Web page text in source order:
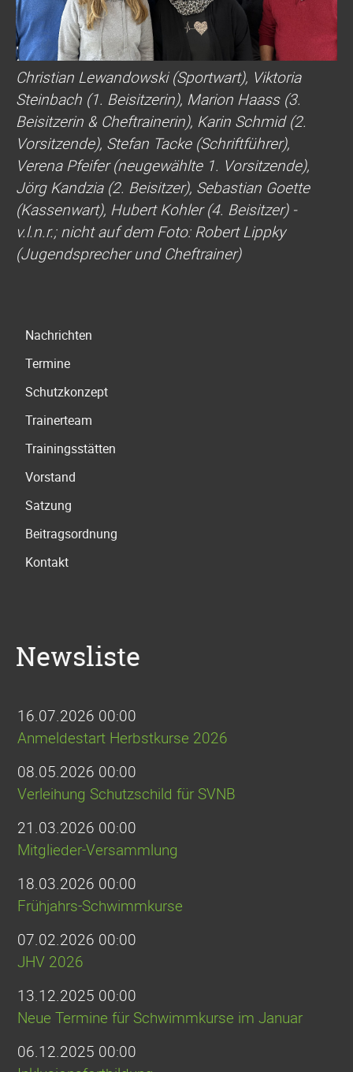
Christian Lewandowski (Sportwart), Viktoria
Steinbach (1. Beisitzerin), Marion Haass (3.
Beisitzerin & Cheftrainerin), Karin Schmid (2.
Vorsitzende), Stefan Tacke (Schriftführer),
Verena Pfeifer (neugewählte 1. Vorsitzende),
Jörg Kandzia (2. Beisitzer), Sebastian Goette
(Kassenwart), Hubert Kohler (4. Beisitzer) -
v.l.n.r.; nicht auf dem Foto: Robert Lippky
(Jugendsprecher und Cheftrainer)
überspringen
Nachrichten
Termine
Schutzkonzept
Trainerteam
Trainingsstätten
Vorstand
Satzung
Beitragsordnung
Kontakt
Newsliste
16.07.2026 00:00
Anmeldestart Herbstkurse 2026
08.05.2026 00:00
Verleihung Schutzschild für SVNB
21.03.2026 00:00
Mitglieder-Versammlung
18.03.2026 00:00
Frühjahrs-Schwimmkurse
07.02.2026 00:00
JHV 2026
13.12.2025 00:00
Neue Termine für Schwimmkurse im Januar
06.12.2025 00:00